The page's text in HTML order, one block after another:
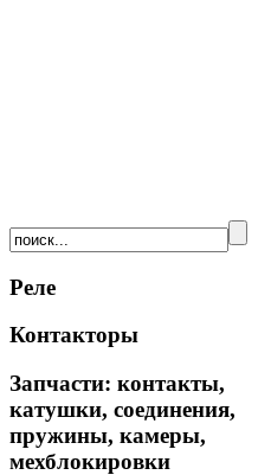
Реле
Контакторы
Запчасти: контакты,
катушки, соединения,
пружины, камеры,
мехблокировки